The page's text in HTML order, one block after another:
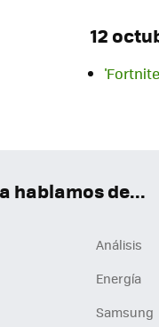
12
hablamos de...
Análisis
Energía
Samsung